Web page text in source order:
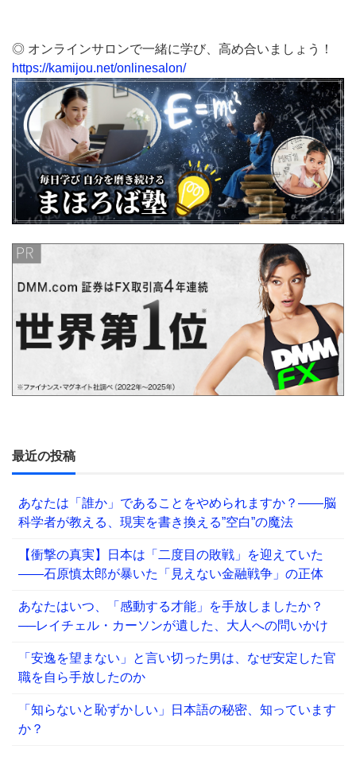
◎ オンラインサロンで一緒に学び、高め合いましょう！
https://kamijou.net/onlinesalon/
最近の投稿
あなたは「誰か」であることをやめられますか？——脳
科学者が教える、現実を書き換える”空白”の魔法
【衝撃の真実】日本は「二度目の敗戦」を迎えていた
――石原慎太郎が暴いた「見えない金融戦争」の正体
あなたはいつ、「感動する才能」を手放しましたか？
──レイチェル・カーソンが遺した、大人への問いかけ
「安逸を望まない」と言い切った男は、なぜ安定した官
職を自ら手放したのか
「知らないと恥ずかしい」日本語の秘密、知っています
か？